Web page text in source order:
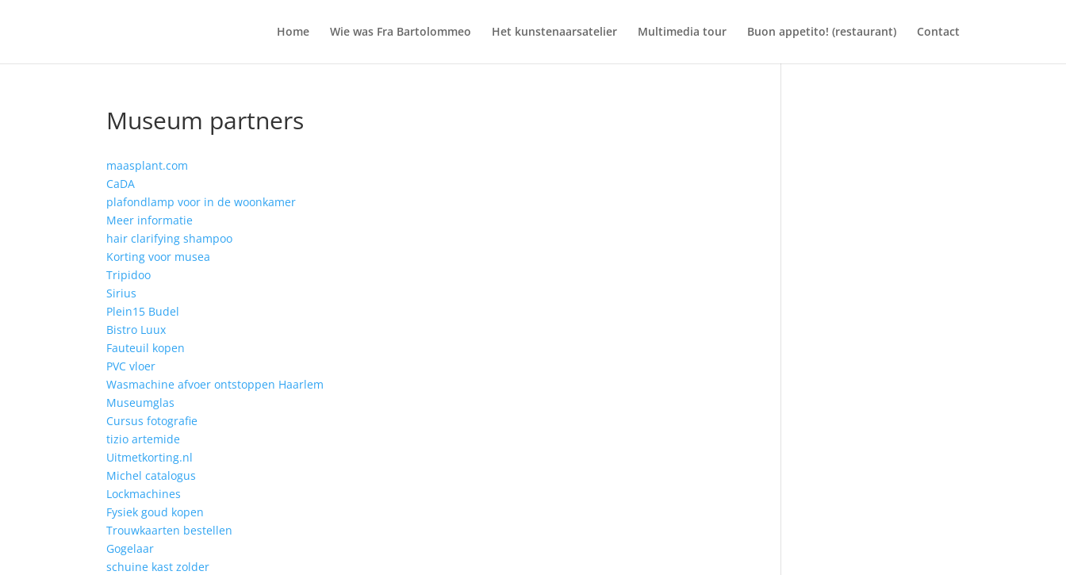
Home Wie was Fra Bartolommeo Het kunstenaarsatelier Multimedia tour Buon appetito! (restaurant) Contact
Museum partners
maasplant.com
CaDA
plafondlamp voor in de woonkamer
Meer informatie
hair clarifying shampoo
Korting voor musea
Tripidoo
Sirius
Plein15 Budel
Bistro Luux
Fauteuil kopen
PVC vloer
Wasmachine afvoer ontstoppen Haarlem
Museumglas
Cursus fotografie
tizio artemide
Uitmetkorting.nl
Michel catalogus
Lockmachines
Fysiek goud kopen
Trouwkaarten bestellen
Gogelaar
schuine kast zolder